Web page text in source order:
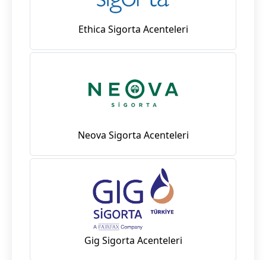
Ethica Sigorta Acenteleri
Neova Sigorta Acenteleri
Gig Sigorta Acenteleri